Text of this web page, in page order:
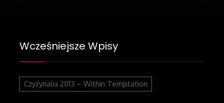
Wcześniejsze Wpisy
Czyżynalia 2013 – Within Temptation